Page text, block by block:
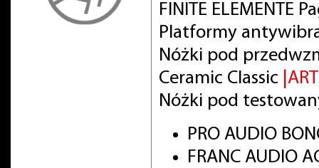
FINITE ELEMENTE
Platformy
Nóżki pod
Ceramic Classic
Nóżki pod
PRO AUDIO
FRANC AUDIO